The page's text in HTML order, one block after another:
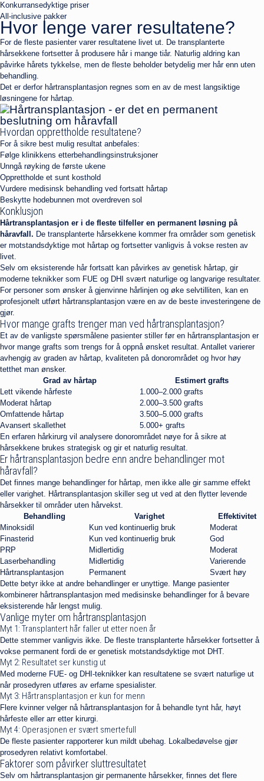
Konkurransedyktige priser
All-inclusive pakker
Hvor lenge varer resultatene?
For de fleste pasienter varer resultatene livet ut. De transplanterte
hårsekkene fortsetter å produsere hår i mange tiår. Naturlig aldring kan
påvirke hårets tykkelse, men de fleste beholder betydelig mer hår enn uten
behandling.
Det er derfor hårtransplantasjon regnes som en av de mest langsiktige
løsningene for hårtap.
Hvordan opprettholde resultatene?
For å sikre best mulig resultat anbefales:
Følge klinikkens etterbehandlingsinstruksjoner
Unngå røyking de første ukene
Opprettholde et sunt kosthold
Vurdere medisinsk behandling ved fortsatt hårtap
Beskytte hodebunnen mot overdreven sol
Konklusjon
Hårtransplantasjon er i de fleste tilfeller en permanent løsning på
håravfall. De transplanterte hårsekkene kommer fra områder som genetisk
er motstandsdyktige mot hårtap og fortsetter vanligvis å vokse resten av
livet.
Selv om eksisterende hår fortsatt kan påvirkes av genetisk hårtap, gir
moderne teknikker som FUE og DHI svært naturlige og langvarige resultater.
For personer som ønsker å gjenvinne hårlinjen og øke selvtilliten, kan en
profesjonelt utført hårtransplantasjon være en av de beste investeringene de
gjør.
Hvor mange grafts trenger man ved hårtransplantasjon?
Et av de vanligste spørsmålene pasienter stiller før en hårtransplantasjon er
hvor mange grafts som trengs for å oppnå ønsket resultat. Antallet varierer
avhengig av graden av hårtap, kvaliteten på donorområdet og hvor høy
tetthet man ønsker.
Grad av hårtap
Estimert grafts
Lett vikende hårfeste
1.000–2.000 grafts
Moderat hårtap
2.000–3.500 grafts
Omfattende hårtap
3.500–5.000 grafts
Avansert skallethet
5.000+ grafts
En erfaren hårkirurg vil analysere donorområdet nøye for å sikre at
hårsekkene brukes strategisk og gir et naturlig resultat.
Er hårtransplantasjon bedre enn andre behandlinger mot
håravfall?
Det finnes mange behandlinger for hårtap, men ikke alle gir samme effekt
eller varighet. Hårtransplantasjon skiller seg ut ved at den flytter levende
hårsekker til områder uten hårvekst.
Behandling
Varighet
Effektivitet
Minoksidil
Kun ved kontinuerlig bruk
Moderat
Finasterid
Kun ved kontinuerlig bruk
God
PRP
Midlertidig
Moderat
Laserbehandling
Midlertidig
Varierende
Hårtransplantasjon
Permanent
Svært høy
Dette betyr ikke at andre behandlinger er unyttige. Mange pasienter
kombinerer hårtransplantasjon med medisinske behandlinger for å bevare
eksisterende hår lengst mulig.
Vanlige myter om hårtransplantasjon
Myt 1: Transplantert hår faller ut etter noen år
Dette stemmer vanligvis ikke. De fleste transplanterte hårsekker fortsetter å
vokse permanent fordi de er genetisk motstandsdyktige mot DHT.
Myt 2: Resultatet ser kunstig ut
Med moderne FUE- og DHI-teknikker kan resultatene se svært naturlige ut
når prosedyren utføres av erfarne spesialister.
Myt 3: Hårtransplantasjon er kun for menn
Flere kvinner velger nå hårtransplantasjon for å behandle tynt hår, høyt
hårfeste eller arr etter kirurgi.
Myt 4: Operasjonen er svært smertefull
De fleste pasienter rapporterer kun mildt ubehag. Lokalbedøvelse gjør
prosedyren relativt komfortabel.
Faktorer som påvirker sluttresultatet
Selv om hårtransplantasjon gir permanente hårsekker, finnes det flere